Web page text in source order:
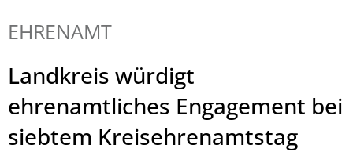
EHRENAMT
Landkreis würdigt
ehrenamtliches Engagement bei
siebtem Kreisehrenamtstag